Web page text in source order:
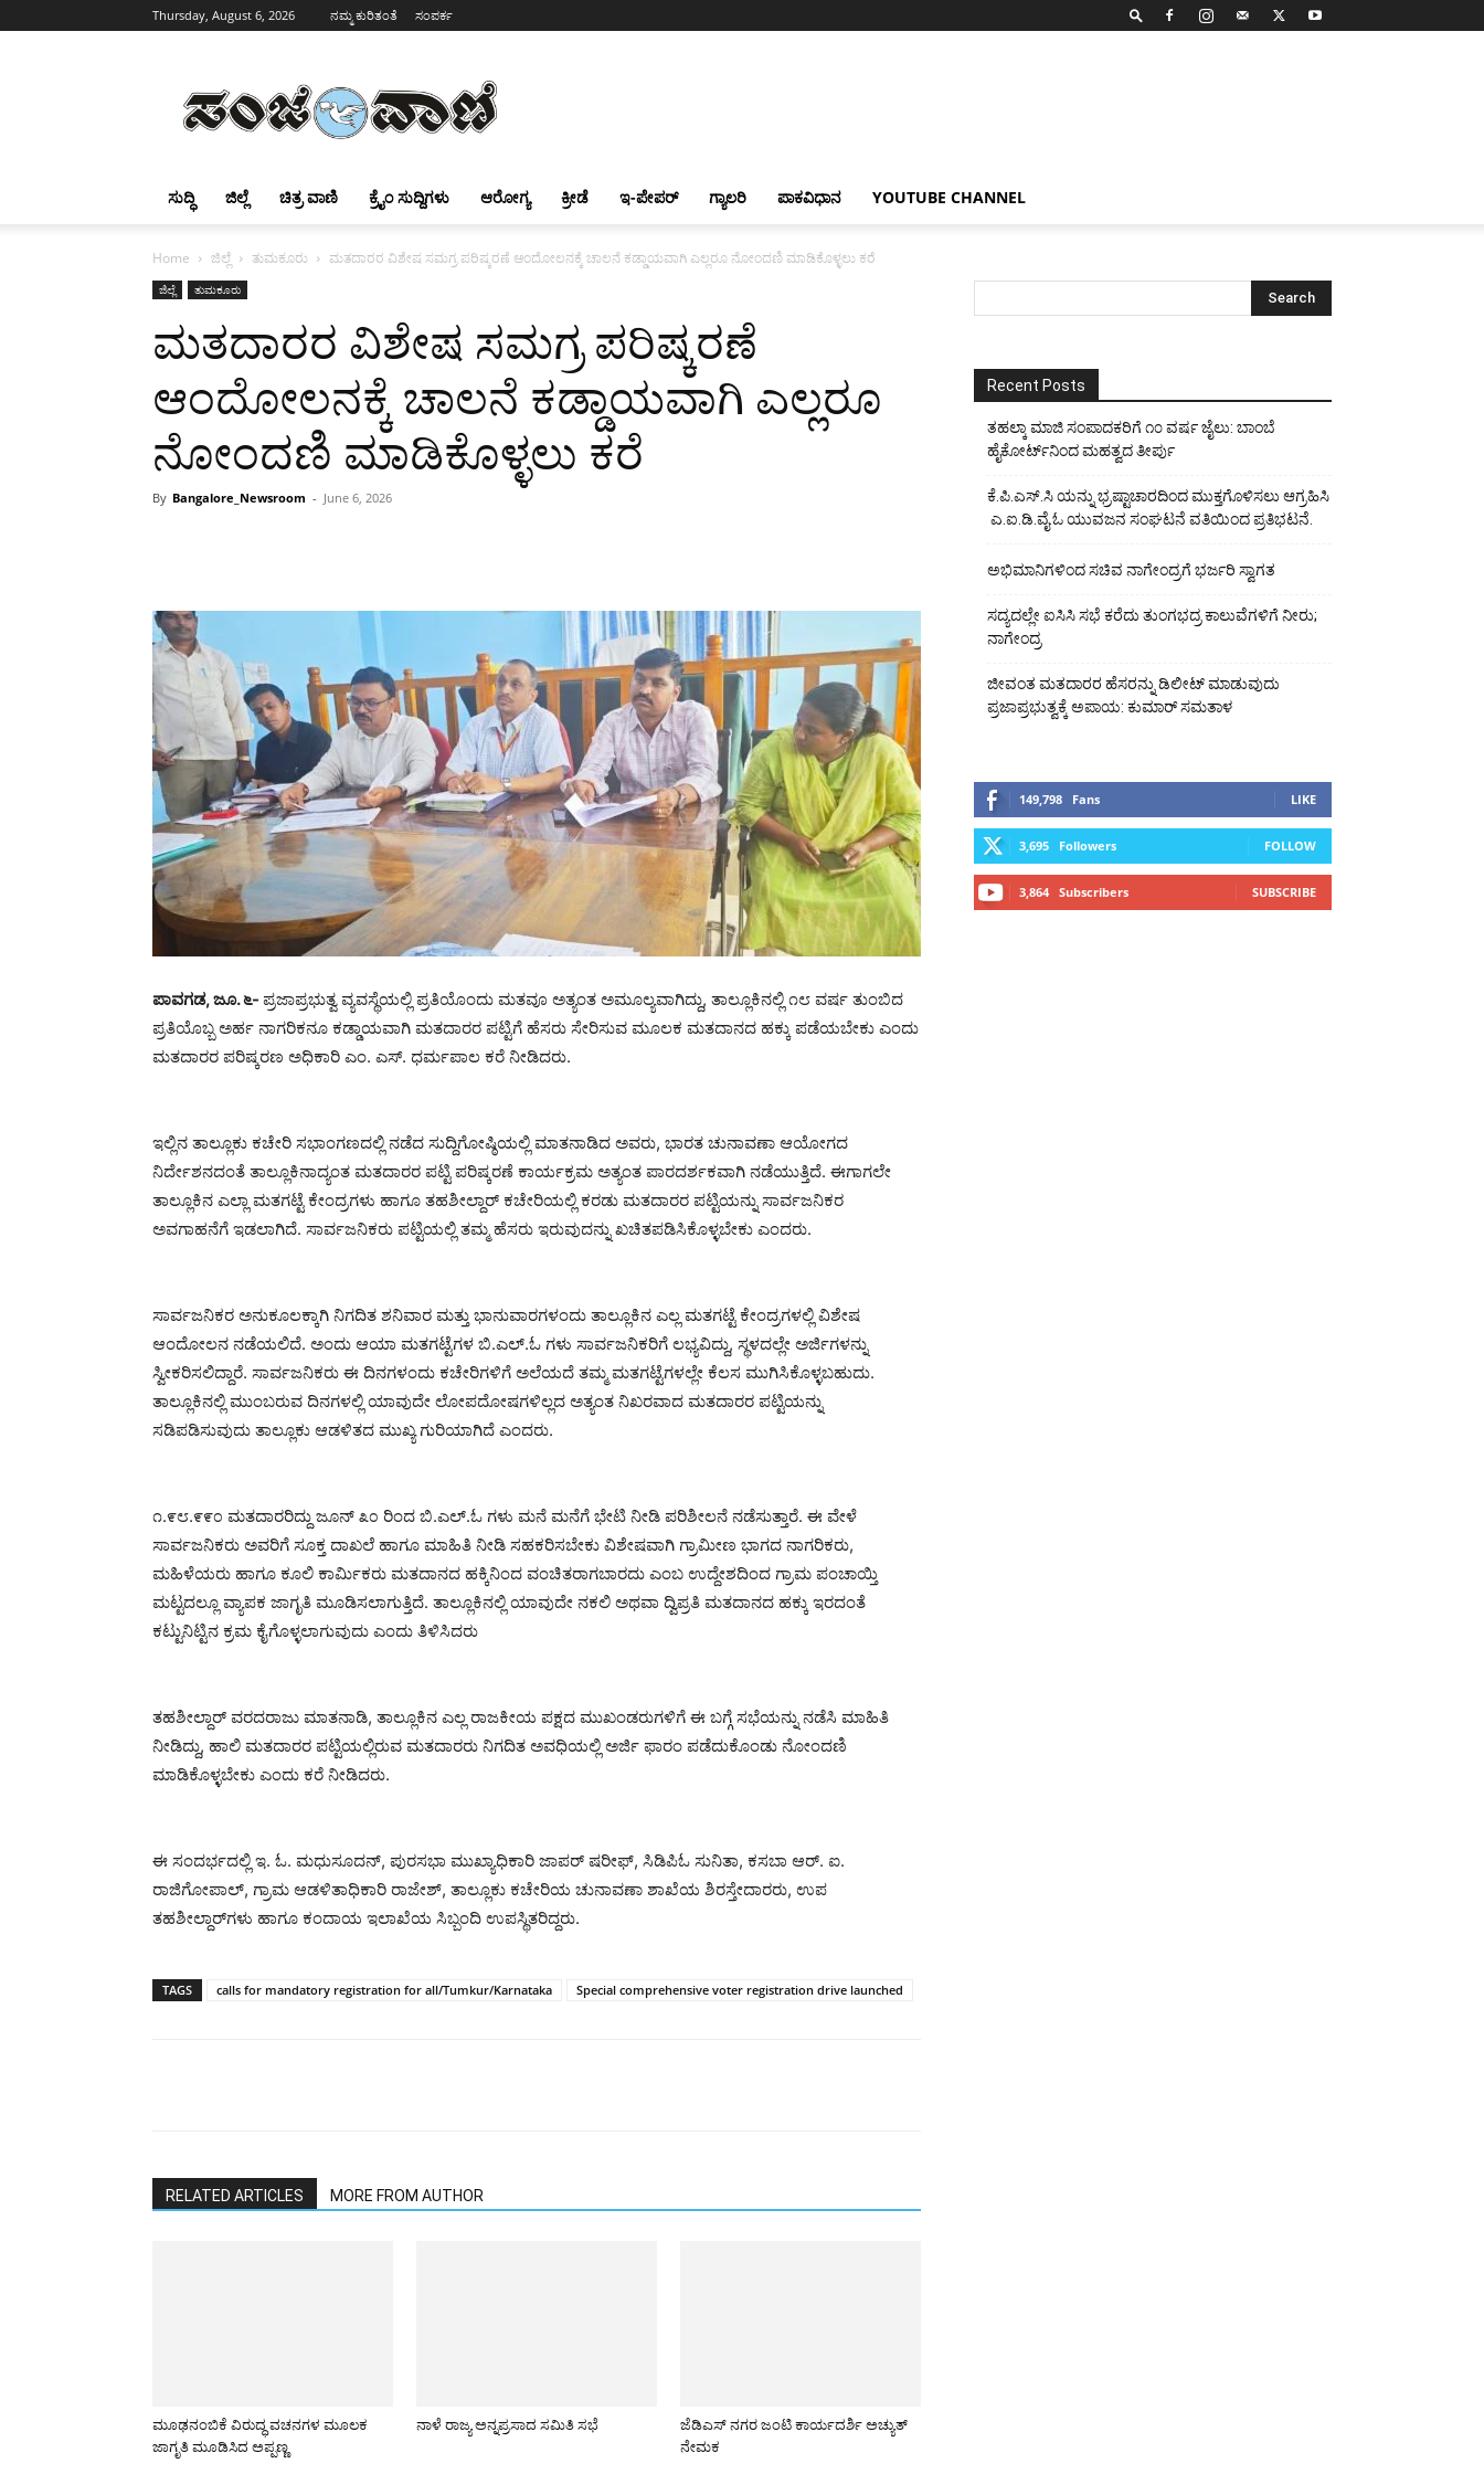
Thursday, August 6, 2026 ನಮ್ಮ ಕುರಿತಂತೆ ಸಂಪರ್ಕ
ಸುದ್ಧಿ ಜಿಲ್ಲೆ ಚಿತ್ರ ವಾಣಿ ಕ್ರೈಂ ಸುದ್ದಿಗಳು ಆರೋಗ್ಯ ಕ್ರೀಡೆ ಇ-ಪೇಪರ್ ಗ್ಯಾಲರಿ ಪಾಕವಿಧಾನ YOUTUBE CHANNEL
Home ಜಿಲ್ಲೆ ತುಮಕೂರು ಮತದಾರರ ವಿಶೇಷ ಸಮಗ್ರ ಪರಿಷ್ಕರಣೆ ಆಂದೋಲನಕ್ಕೆ ಚಾಲನೆ ಕಡ್ಡಾಯವಾಗಿ ಎಲ್ಲರೂ ನೋಂದಣಿ ಮಾಡಿಕೊಳ್ಳಲು ಕರೆ
ಜಿಲ್ಲೆ ತುಮಕೂರು
ಮತದಾರರ ವಿಶೇಷ ಸಮಗ್ರ ಪರಿಷ್ಕರಣೆ
ಆಂದೋಲನಕ್ಕೆ ಚಾಲನೆ ಕಡ್ಡಾಯವಾಗಿ ಎಲ್ಲರೂ
ನೋಂದಣಿ ಮಾಡಿಕೊಳ್ಳಲು ಕರೆ
By Bangalore_Newsroom - June 6, 2026
ಪಾವಗಡ, ಜೂ. ೬- ಪ್ರಜಾಪ್ರಭುತ್ವ ವ್ಯವಸ್ಥೆಯಲ್ಲಿ ಪ್ರತಿಯೊಂದು ಮತವೂ ಅತ್ಯಂತ ಅಮೂಲ್ಯವಾಗಿದ್ದು, ತಾಲ್ಲೂಕಿನಲ್ಲಿ ೧೮ ವರ್ಷ ತುಂಬಿದ
ಪ್ರತಿಯೊಬ್ಬ ಅರ್ಹ ನಾಗರಿಕನೂ ಕಡ್ಡಾಯವಾಗಿ ಮತದಾರರ ಪಟ್ಟಿಗೆ ಹೆಸರು ಸೇರಿಸುವ ಮೂಲಕ ಮತದಾನದ ಹಕ್ಕು ಪಡೆಯಬೇಕು ಎಂದು
ಮತದಾರರ ಪರಿಷ್ಕರಣ ಅಧಿಕಾರಿ ಎಂ. ಎಸ್. ಧರ್ಮಪಾಲ ಕರೆ ನೀಡಿದರು.
ಇಲ್ಲಿನ ತಾಲ್ಲೂಕು ಕಚೇರಿ ಸಭಾಂಗಣದಲ್ಲಿ ನಡೆದ ಸುದ್ದಿಗೋಷ್ಠಿಯಲ್ಲಿ ಮಾತನಾಡಿದ ಅವರು, ಭಾರತ ಚುನಾವಣಾ ಆಯೋಗದ
ನಿರ್ದೇಶನದಂತೆ ತಾಲ್ಲೂಕಿನಾದ್ಯಂತ ಮತದಾರರ ಪಟ್ಟಿ ಪರಿಷ್ಕರಣೆ ಕಾರ್ಯಕ್ರಮ ಅತ್ಯಂತ ಪಾರದರ್ಶಕವಾಗಿ ನಡೆಯುತ್ತಿದೆ. ಈಗಾಗಲೇ
ತಾಲ್ಲೂಕಿನ ಎಲ್ಲಾ ಮತಗಟ್ಟೆ ಕೇಂದ್ರಗಳು ಹಾಗೂ ತಹಶೀಲ್ದಾರ್ ಕಚೇರಿಯಲ್ಲಿ ಕರಡು ಮತದಾರರ ಪಟ್ಟಿಯನ್ನು ಸಾರ್ವಜನಿಕರ
ಅವಗಾಹನೆಗೆ ಇಡಲಾಗಿದೆ. ಸಾರ್ವಜನಿಕರು ಪಟ್ಟಿಯಲ್ಲಿ ತಮ್ಮ ಹೆಸರು ಇರುವುದನ್ನು ಖಚಿತಪಡಿಸಿಕೊಳ್ಳಬೇಕು ಎಂದರು.
ಸಾರ್ವಜನಿಕರ ಅನುಕೂಲಕ್ಕಾಗಿ ನಿಗದಿತ ಶನಿವಾರ ಮತ್ತು ಭಾನುವಾರಗಳಂದು ತಾಲ್ಲೂಕಿನ ಎಲ್ಲ ಮತಗಟ್ಟೆ ಕೇಂದ್ರಗಳಲ್ಲಿ ವಿಶೇಷ
ಆಂದೋಲನ ನಡೆಯಲಿದೆ. ಅಂದು ಆಯಾ ಮತಗಟ್ಟೆಗಳ ಬಿ.ಎಲ್.ಓ ಗಳು ಸಾರ್ವಜನಿಕರಿಗೆ ಲಭ್ಯವಿದ್ದು, ಸ್ಥಳದಲ್ಲೇ ಅರ್ಜಿಗಳನ್ನು
ಸ್ವೀಕರಿಸಲಿದ್ದಾರೆ. ಸಾರ್ವಜನಿಕರು ಈ ದಿನಗಳಂದು ಕಚೇರಿಗಳಿಗೆ ಅಲೆಯದೆ ತಮ್ಮ ಮತಗಟ್ಟೆಗಳಲ್ಲೇ ಕೆಲಸ ಮುಗಿಸಿಕೊಳ್ಳಬಹುದು.
ತಾಲ್ಲೂಕಿನಲ್ಲಿ ಮುಂಬರುವ ದಿನಗಳಲ್ಲಿ ಯಾವುದೇ ಲೋಪದೋಷಗಳಿಲ್ಲದ ಅತ್ಯಂತ ನಿಖರವಾದ ಮತದಾರರ ಪಟ್ಟಿಯನ್ನು
ಸಡಿಪಡಿಸುವುದು ತಾಲ್ಲೂಕು ಆಡಳಿತದ ಮುಖ್ಯ ಗುರಿಯಾಗಿದೆ ಎಂದರು.
೧.೯೮.೯೯೦ ಮತದಾರರಿದ್ದು ಜೂನ್ ೩೦ ರಿಂದ ಬಿ.ಎಲ್.ಓ ಗಳು ಮನೆ ಮನೆಗೆ ಭೇಟಿ ನೀಡಿ ಪರಿಶೀಲನೆ ನಡೆಸುತ್ತಾರೆ. ಈ ವೇಳೆ
ಸಾರ್ವಜನಿಕರು ಅವರಿಗೆ ಸೂಕ್ತ ದಾಖಲೆ ಹಾಗೂ ಮಾಹಿತಿ ನೀಡಿ ಸಹಕರಿಸಬೇಕು ವಿಶೇಷವಾಗಿ ಗ್ರಾಮೀಣ ಭಾಗದ ನಾಗರಿಕರು,
ಮಹಿಳೆಯರು ಹಾಗೂ ಕೂಲಿ ಕಾರ್ಮಿಕರು ಮತದಾನದ ಹಕ್ಕಿನಿಂದ ವಂಚಿತರಾಗಬಾರದು ಎಂಬ ಉದ್ದೇಶದಿಂದ ಗ್ರಾಮ ಪಂಚಾಯ್ತಿ
ಮಟ್ಟದಲ್ಲೂ ವ್ಯಾಪಕ ಜಾಗೃತಿ ಮೂಡಿಸಲಾಗುತ್ತಿದೆ. ತಾಲ್ಲೂಕಿನಲ್ಲಿ ಯಾವುದೇ ನಕಲಿ ಅಥವಾ ದ್ವಿಪ್ರತಿ ಮತದಾನದ ಹಕ್ಕು ಇರದಂತೆ
ಕಟ್ಟುನಿಟ್ಟಿನ ಕ್ರಮ ಕೈಗೊಳ್ಳಲಾಗುವುದು ಎಂದು ತಿಳಿಸಿದರು
ತಹಶೀಲ್ದಾರ್ ವರದರಾಜು ಮಾತನಾಡಿ, ತಾಲ್ಲೂಕಿನ ಎಲ್ಲ ರಾಜಕೀಯ ಪಕ್ಷದ ಮುಖಂಡರುಗಳಿಗೆ ಈ ಬಗ್ಗೆ ಸಭೆಯನ್ನು ನಡೆಸಿ ಮಾಹಿತಿ
ನೀಡಿದ್ದು, ಹಾಲಿ ಮತದಾರರ ಪಟ್ಟಿಯಲ್ಲಿರುವ ಮತದಾರರು ನಿಗದಿತ ಅವಧಿಯಲ್ಲಿ ಅರ್ಜಿ ಫಾರಂ ಪಡೆದುಕೊಂಡು ನೋಂದಣಿ
ಮಾಡಿಕೊಳ್ಳಬೇಕು ಎಂದು ಕರೆ ನೀಡಿದರು.
ಈ ಸಂದರ್ಭದಲ್ಲಿ ಇ. ಓ. ಮಧುಸೂದನ್, ಪುರಸಭಾ ಮುಖ್ಯಾಧಿಕಾರಿ ಜಾಪರ್ ಷರೀಫ್, ಸಿಡಿಪಿಓ ಸುನಿತಾ, ಕಸಬಾ ಆರ್. ಐ.
ರಾಜಿಗೋಪಾಲ್, ಗ್ರಾಮ ಆಡಳಿತಾಧಿಕಾರಿ ರಾಜೇಶ್, ತಾಲ್ಲೂಕು ಕಚೇರಿಯ ಚುನಾವಣಾ ಶಾಖೆಯ ಶಿರಸ್ತೇದಾರರು, ಉಪ
ತಹಶೀಲ್ದಾರ್‌ಗಳು ಹಾಗೂ ಕಂದಾಯ ಇಲಾಖೆಯ ಸಿಬ್ಬಂದಿ ಉಪಸ್ಥಿತರಿದ್ದರು.
TAGS calls for mandatory registration for all/Tumkur/Karnataka Special comprehensive voter registration drive launched
RELATED ARTICLES MORE FROM AUTHOR
ಮೂಢನಂಬಿಕೆ ವಿರುದ್ಧ ವಚನಗಳ ಮೂಲಕ
ಜಾಗೃತಿ ಮೂಡಿಸಿದ ಅಪ್ಪಣ್ಣ
ನಾಳೆ ರಾಜ್ಯ ಅನ್ನಪ್ರಸಾದ ಸಮಿತಿ ಸಭೆ
ಜೆಡಿಎಸ್ ನಗರ ಜಂಟಿ ಕಾರ್ಯದರ್ಶಿ ಅಚ್ಯುತ್
ನೇಮಕ
Recent Posts
ತಹಲ್ಕಾ ಮಾಜಿ ಸಂಪಾದಕರಿಗೆ ೧೦ ವರ್ಷ ಜೈಲು: ಬಾಂಬೆ
ಹೈಕೋರ್ಟ್‌ನಿಂದ ಮಹತ್ವದ ತೀರ್ಪು
ಕೆ.ಪಿ.ಎಸ್.ಸಿ ಯನ್ನು ಭ್ರಷ್ಟಾಚಾರದಿಂದ ಮುಕ್ತಗೊಳಿಸಲು ಆಗ್ರಹಿಸಿ
ಎ.ಐ.ಡಿ.ವೈ.ಓ ಯುವಜನ ಸಂಘಟನೆ ವತಿಯಿಂದ ಪ್ರತಿಭಟನೆ.
ಅಭಿಮಾನಿಗಳಿಂದ ಸಚಿವ ನಾಗೇಂದ್ರಗೆ ಭರ್ಜರಿ ಸ್ವಾಗತ
ಸದ್ಯದಲ್ಲೇ ಐಸಿಸಿ ಸಭೆ ಕರೆದು ತುಂಗಭದ್ರ ಕಾಲುವೆಗಳಿಗೆ ನೀರು;
ನಾಗೇಂದ್ರ
ಜೀವಂತ ಮತದಾರರ ಹೆಸರನ್ನು ಡಿಲೀಟ್ ಮಾಡುವುದು
ಪ್ರಜಾಪ್ರಭುತ್ವಕ್ಕೆ ಅಪಾಯ: ಕುಮಾರ್ ಸಮತಾಳ
149,798 Fans LIKE
3,695 Followers FOLLOW
3,864 Subscribers SUBSCRIBE